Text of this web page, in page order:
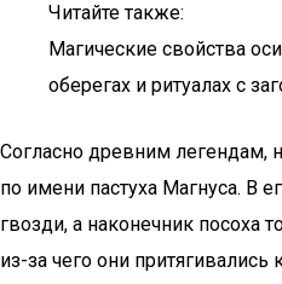
Читайте также:
Магические свойства
оберегах и ритуалах с
Согласно древним легендам,
по имени пастуха Магнуса. В
гвозди, а наконечник посоха
из-за чего они